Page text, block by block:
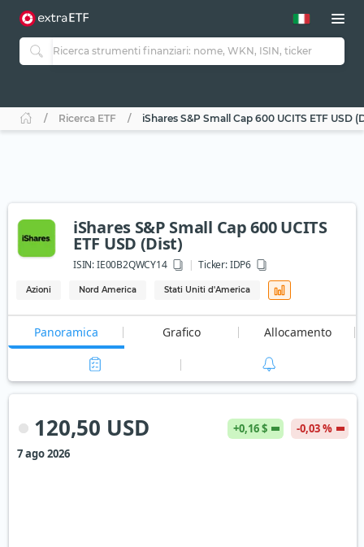
Ricerca ETF iShares S&P Small Cap 600 UCITS ETF USD
iShares S&P Small Cap 600 UCITS
ETF USD (Dist)
ISIN:IE00B2QWCY14 Ticker:IDP6
Azioni Nord America Stati Uniti d'America
Panoramica Grafico Allocamento
120,50 USD +0,16 $
-0,03 %
7 ago 2026